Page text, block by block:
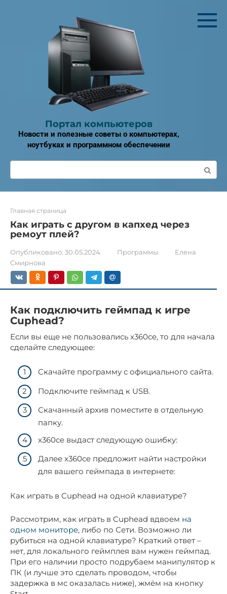
Портал компьютеров
Новости и полезные советы о компьютерах,
ноутбуках и программном обеспечении
Поиск:
Главная страница
Как играть с другом в капхед через
ремоут плей?
Опубликовано: 30.05.2024 Программы
Елена
Смирнова
Как подключить геймпад к игре
Cuphead?
Если вы еще не пользовались x360ce, то для начала
сделайте следующее:
Скачайте программу с официального сайта.
Подключите геймпад к USB.
Скачанный архив поместите в отдельную
папку.
x360ce выдаст следующую ошибку:
Далее x360ce предложит найти настройки
для вашего геймпада в интернете:
Как играть в Cuphead на одной клавиатуре?
Рассмотрим, как играть в Cuphead вдвоем на
одном мониторе, либо по Сети. Возможно ли
рубиться на одной клавиатуре? Краткий ответ –
нет, для локального геймплея вам нужен геймпад.
При его наличии просто подрубаем манипулятор к
ПК (и лучше это сделать проводом, чтобы
задержка в мс оказалась ниже), жмём на кнопку